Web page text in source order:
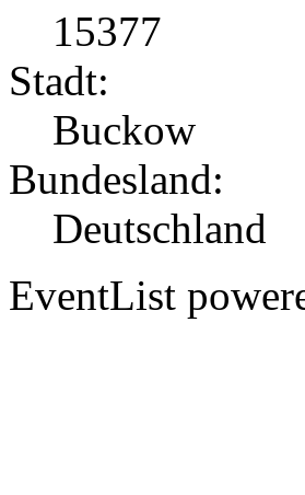
15377
Stadt:
Buckow
Bundesland:
Deutschland
EventList